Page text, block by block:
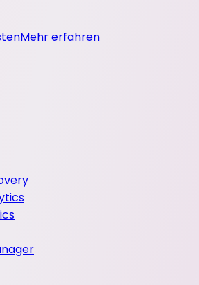
Mehr erfahren